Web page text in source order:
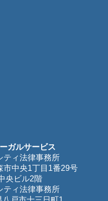
ガルサービス
ティ法律事務所
中央1丁目1番29号
央ビル2階
ティ法律事務所